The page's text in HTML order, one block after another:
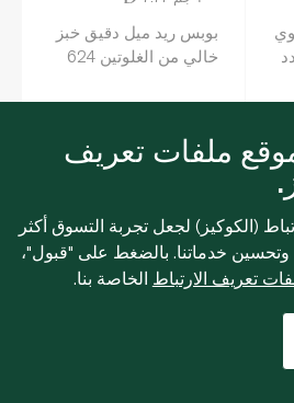
بوبس ريد ميل دقيق خبز
خالي من الغلوتين 624
0
ملفات تعريف
(الكوكيز) لجعل تجربة التسوق أكثر
خدماتنا. بالضغط على "قبول"،
تعريف الارتباط الخاصة بنا.